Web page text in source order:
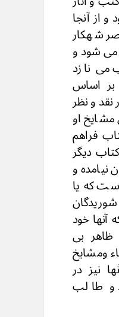
و از آنجا
شهکار
شود و
می نازد
بر اساس
و نظر
او
فراهم
دیگر
نیامده و
که یا
شوریدگان
آنها خود
بی
ومشایخ
نیز در
و طالب